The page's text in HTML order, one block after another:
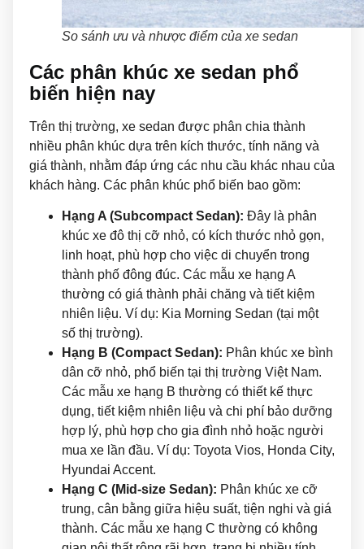
So sánh ưu và nhược điểm của xe sedan
Các phân khúc xe sedan phổ
biến hiện nay
Trên thị trường, xe sedan được phân chia thành
nhiều phân khúc dựa trên kích thước, tính năng và
giá thành, nhằm đáp ứng các nhu cầu khác nhau của
khách hàng. Các phân khúc phổ biến bao gồm:
Hạng A (Subcompact Sedan): Đây là phân
khúc xe đô thị cỡ nhỏ, có kích thước nhỏ gọn,
linh hoạt, phù hợp cho việc di chuyển trong
thành phố đông đúc. Các mẫu xe hạng A
thường có giá thành phải chăng và tiết kiệm
nhiên liệu. Ví dụ: Kia Morning Sedan (tại một
số thị trường).
Hạng B (Compact Sedan): Phân khúc xe bình
dân cỡ nhỏ, phổ biến tại thị trường Việt Nam.
Các mẫu xe hạng B thường có thiết kế thực
dụng, tiết kiệm nhiên liệu và chi phí bảo dưỡng
hợp lý, phù hợp cho gia đình nhỏ hoặc người
mua xe lần đầu. Ví dụ: Toyota Vios, Honda City,
Hyundai Accent.
Hạng C (Mid-size Sedan): Phân khúc xe cỡ
trung, cân bằng giữa hiệu suất, tiện nghi và giá
thành. Các mẫu xe hạng C thường có không